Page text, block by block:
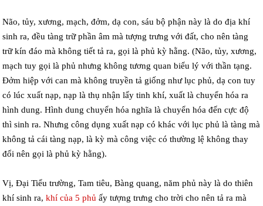
Não, tủy, xương, mạch, đởm, dạ con, sáu bộ phận này là do địa khí
sinh ra, đều tàng trữ phần âm mà tượng trưng với đất, cho nên tàng
trữ kín đáo mà không tiết tả ra, gọi là phủ kỳ hằng. (Não, tủy, xương,
mạch tuy gọi là phủ nhưng không tương quan biểu lý với thần tạng.
Đởm hiệp với can mà không truyền tả giống như lục phủ, dạ con tuy
có lúc xuất nạp, nạp là thụ nhận lấy tinh khí, xuất là chuyển hóa ra
hình dung. Hình dung chuyển hóa nghĩa là chuyển hóa đến cực độ
thì sinh ra. Nhưng công dụng xuất nạp có khác với lục phủ là tàng mà
không tả cái tàng nạp, là kỳ mà công việc có thường lệ không thay
đổi nên gọi là phủ kỳ hằng).
Vị, Đại Tiểu trường, Tam tiêu, Bàng quang, năm phủ này là do thiên
khí sinh ra,khí của 5 phủ ấy tượng trưng cho trời cho nên tả ra mà